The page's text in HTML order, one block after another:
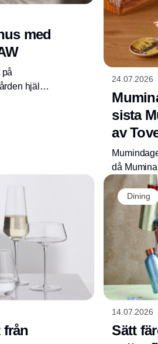
med
på
hjälper
24.07.2026
sista
av
då
Tove
henne
Jansson.
från
Dining
14.07.2026
Sätt